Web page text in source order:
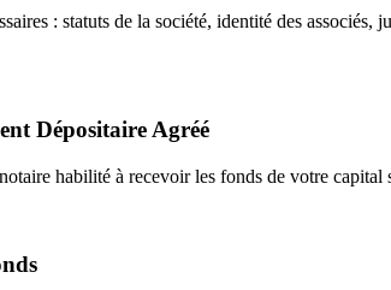
: statuts de la société, identité des
Dépositaire Agréé
habilité à recevoir les fonds de votre